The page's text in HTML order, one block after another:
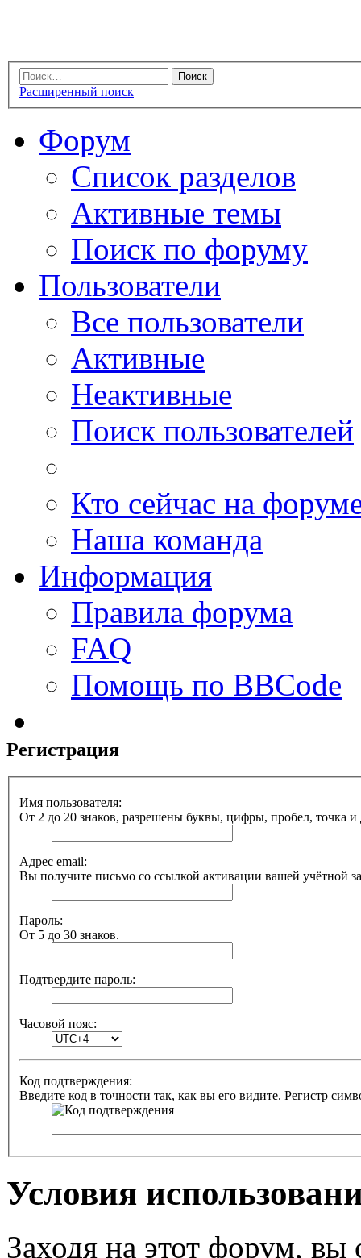
Расширенный поиск
Форум
Список разделов
Активные темы
Поиск по форуму
Пользователи
Все пользователи
Активные
Неактивные
Поиск пользователей
Кто сейчас на
Наша команда
Информация
Правила форума
FAQ
Помощь по BBCode
Регистрация
Имя пользователя:
От 2 до 20 знаков, разрешены буквы, цифры, пробел, точка и
Адрес email:
Вы получите письмо со ссылкой активации вашей учётной
Пароль:
От 5 до 30 знаков.
Подтвердите пароль:
Часовой пояс:
Код подтверждения:
Введите код в точности так, как вы его видите. Регистр
Условия
Заходя на этот форум, вы